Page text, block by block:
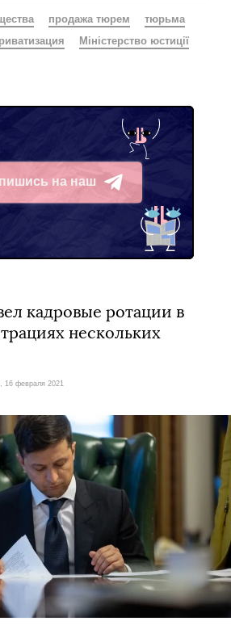
продажа тюрем
тюрьма
Міністерство юстиції
на наш
кадровые ротации в
нескольких
16 февраля 2021